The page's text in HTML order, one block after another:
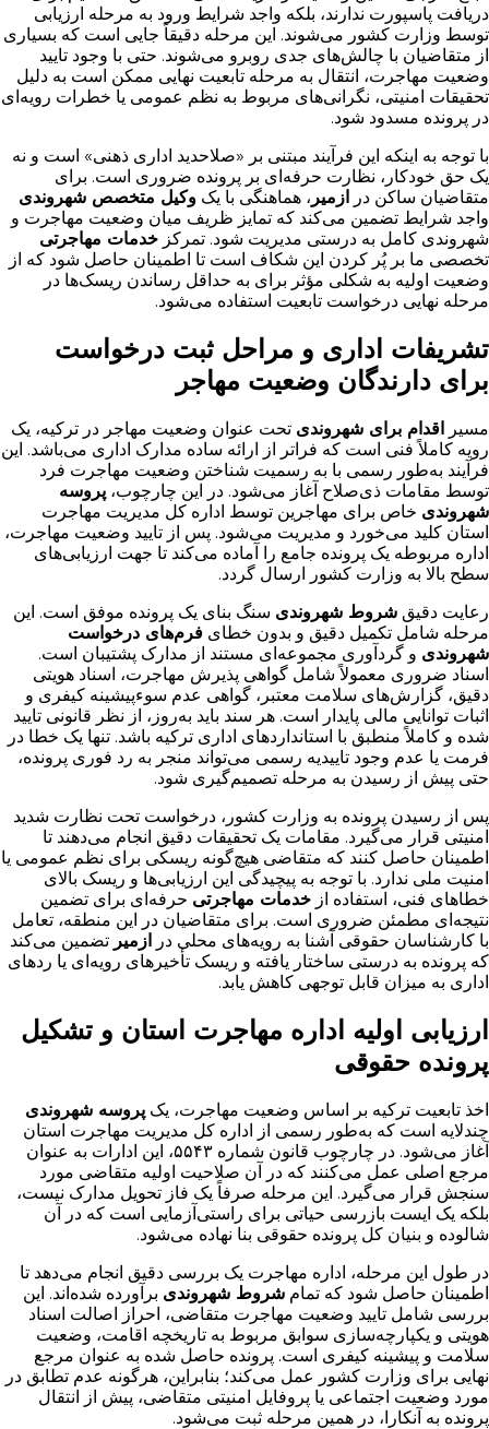
دریافت پاسپورت ندارند، بلکه واجد شرایط ورود به مرحله ارزیابی
توسط وزارت کشور می‌شوند. این مرحله دقیقاً جایی است که بسیاری
از متقاضیان با چالش‌های جدی روبرو می‌شوند. حتی با وجود تایید
وضعیت مهاجرت، انتقال به مرحله تابعیت نهایی ممکن است به دلیل
تحقیقات امنیتی، نگرانی‌های مربوط به نظم عمومی یا خطرات رویه‌ای
در پرونده مسدود شود.
با توجه به اینکه این فرآیند مبتنی بر «صلاحدید اداری ذهنی» است و نه
یک حق خودکار، نظارت حرفه‌ای بر پرونده ضروری است. برای
متقاضیان ساکن در ازمیر ، هماهنگی با یک وکیل متخصص شهروندی
واجد شرایط تضمین می‌کند که تمایز ظریف میان وضعیت مهاجرت و
شهروندی کامل به درستی مدیریت شود. تمرکز خدمات مهاجرتی
تخصصی ما بر پُر کردن این شکاف است تا اطمینان حاصل شود که از
وضعیت اولیه به شکلی مؤثر برای به حداقل رساندن ریسک‌ها در
مرحله نهایی درخواست تابعیت استفاده می‌شود.
تشریفات اداری و مراحل ثبت درخواست
برای دارندگان وضعیت مهاجر
مسیر اقدام برای شهروندی تحت عنوان وضعیت مهاجر در ترکیه، یک
رویه کاملاً فنی است که فراتر از ارائه ساده مدارک اداری می‌باشد. این
فرآیند به‌طور رسمی با به رسمیت شناختن وضعیت مهاجرت فرد
توسط مقامات ذی‌صلاح آغاز می‌شود. در این چارچوب، پروسه
شهروندی خاص برای مهاجرین توسط اداره کل مدیریت مهاجرت
استان کلید می‌خورد و مدیریت می‌شود. پس از تایید وضعیت مهاجرت،
اداره مربوطه یک پرونده جامع را آماده می‌کند تا جهت ارزیابی‌های
سطح بالا به وزارت کشور ارسال گردد.
رعایت دقیق شروط شهروندی سنگ بنای یک پرونده موفق است. این
مرحله شامل تکمیل دقیق و بدون خطای فرم‌های درخواست
شهروندی و گردآوری مجموعه‌ای مستند از مدارک پشتیبان است.
اسناد ضروری معمولاً شامل گواهی پذیرش مهاجرت، اسناد هویتی
دقیق، گزارش‌های سلامت معتبر، گواهی عدم سوءپیشینه کیفری و
اثبات توانایی مالی پایدار است. هر سند باید به‌روز، از نظر قانونی تایید
شده و کاملاً منطبق با استانداردهای اداری ترکیه باشد. تنها یک خطا در
فرمت یا عدم وجود تاییدیه رسمی می‌تواند منجر به رد فوری پرونده،
حتی پیش از رسیدن به مرحله تصمیم‌گیری شود.
پس از رسیدن پرونده به وزارت کشور، درخواست تحت نظارت شدید
امنیتی قرار می‌گیرد. مقامات یک تحقیقات دقیق انجام می‌دهند تا
اطمینان حاصل کنند که متقاضی هیچ‌گونه ریسکی برای نظم عمومی یا
امنیت ملی ندارد. با توجه به پیچیدگی این ارزیابی‌ها و ریسک بالای
خطاهای فنی، استفاده از خدمات مهاجرتی حرفه‌ای برای تضمین
نتیجه‌ای مطمئن ضروری است. برای متقاضیان در این منطقه، تعامل
با کارشناسان حقوقی آشنا به رویه‌های محلی در ازمیر تضمین می‌کند
که پرونده به درستی ساختار یافته و ریسک تأخیرهای رویه‌ای یا ردهای
اداری به میزان قابل توجهی کاهش یابد.
ارزیابی اولیه اداره مهاجرت استان و تشکیل
پرونده حقوقی
اخذ تابعیت ترکیه بر اساس وضعیت مهاجرت، یک پروسه شهروندی
چندلایه است که به‌طور رسمی از اداره کل مدیریت مهاجرت استان
آغاز می‌شود. در چارچوب قانون شماره ۵۵۴۳، این ادارات به عنوان
مرجع اصلی عمل می‌کنند که در آن صلاحیت اولیه متقاضی مورد
سنجش قرار می‌گیرد. این مرحله صرفاً یک فاز تحویل مدارک نیست،
بلکه یک ایست بازرسی حیاتی برای راستی‌آزمایی است که در آن
شالوده و بنیان کل پرونده حقوقی بنا نهاده می‌شود.
در طول این مرحله، اداره مهاجرت یک بررسی دقیق انجام می‌دهد تا
اطمینان حاصل شود که تمام شروط شهروندی برآورده شده‌اند. این
بررسی شامل تایید وضعیت مهاجرت متقاضی، احراز اصالت اسناد
هویتی و یکپارچه‌سازی سوابق مربوط به تاریخچه اقامت، وضعیت
سلامت و پیشینه کیفری است. پرونده حاصل شده به عنوان مرجع
نهایی برای وزارت کشور عمل می‌کند؛ بنابراین، هرگونه عدم تطابق در
مورد وضعیت اجتماعی یا پروفایل امنیتی متقاضی، پیش از انتقال
پرونده به آنکارا، در همین مرحله ثبت می‌شود.